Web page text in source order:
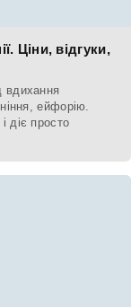
Ціни, відгуки,
вдихання
ейфорію.
діє просто